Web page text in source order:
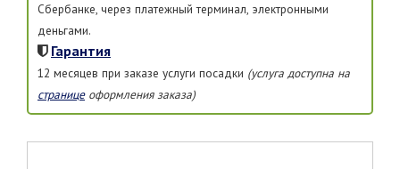
Сбербанке, через платежный терминал, электронными
деньгами.
Гарантия
12 месяцев при заказе услуги посадки (услуга доступна на
страницеоформления заказа)